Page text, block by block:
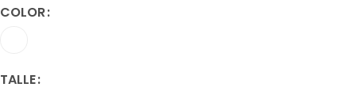
COLOR
TALLE